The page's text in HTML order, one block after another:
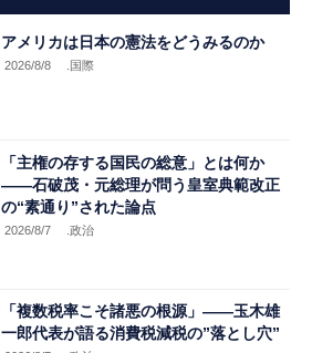
アメリカは日本の憲法をどうみるのか
2026/8/8 .国際
「主権の存する国民の総意」とは何か
――石破茂・元総理が問う皇室典範改正
の“素通り”された論点
2026/8/7 .政治
「複数税率こそ諸悪の根源」――玉木雄
一郎代表が語る消費税減税の”落とし穴”